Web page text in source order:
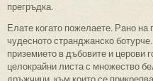
прегръдка.
Елате когато пожелаете. Рано
чудесното странджанско
приземието в дъбовите и церови
целокрайни листа с множество